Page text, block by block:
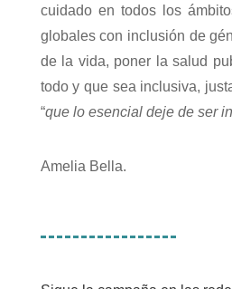
cuidado en todos los
globales con inclusión de
de la vida, poner la salud
todo y que sea inclusiva,
“que lo esencial deje de ser
Amelia Bella.